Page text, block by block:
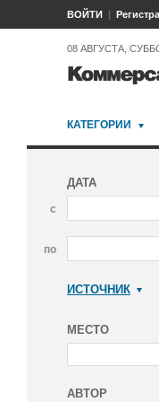
ВОЙТИ
08 АВГУСТА,
КАТЕГОРИИ
ДАТА
с
по
ИСТОЧНИК
МЕСТО
АВТОР